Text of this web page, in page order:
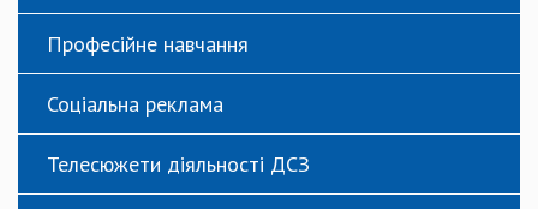
Професійне навчання
Соціальна реклама
Телесюжети діяльності ДСЗ